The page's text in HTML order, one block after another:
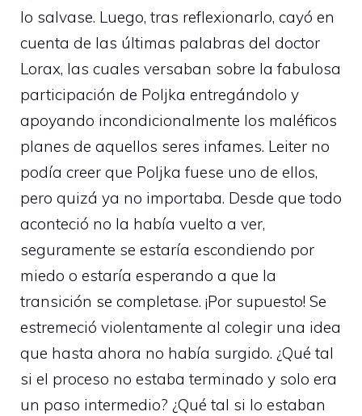
lo salvase. Luego, tras reflexionarlo, cayó en
cuenta de las últimas palabras del doctor
Lorax, las cuales versaban sobre la fabulosa
participación de Poljka entregándolo y
apoyando incondicionalmente los maléficos
planes de aquellos seres infames. Leiter no
podía creer que Poljka fuese uno de ellos,
pero quizá ya no importaba. Desde que todo
aconteció no la había vuelto a ver,
seguramente se estaría escondiendo por
miedo o estaría esperando a que la
transición se completase. ¡Por supuesto! Se
estremeció violentamente al colegir una idea
que hasta ahora no había surgido. ¿Qué tal
si el proceso no estaba terminado y solo era
un paso intermedio? ¿Qué tal si lo estaban